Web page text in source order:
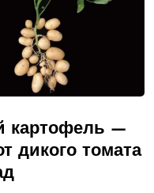
картофель —
дикого томата